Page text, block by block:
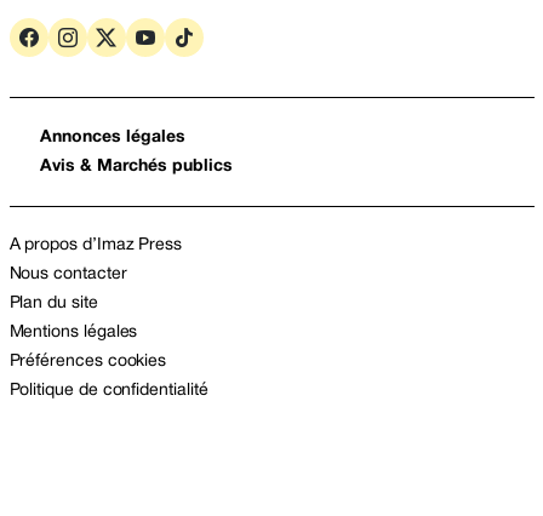
Annonces légales
Avis & Marchés publics
A propos d’Imaz Press
Nous contacter
Plan du site
Mentions légales
Préférences cookies
Politique de confidentialité